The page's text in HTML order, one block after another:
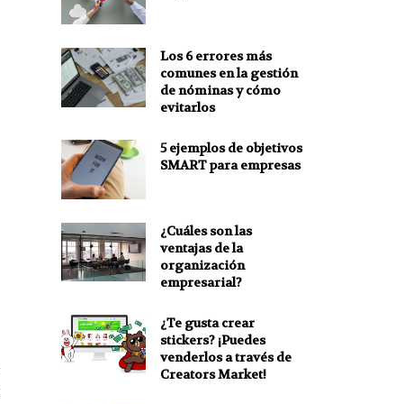
Los 6 errores más
comunes en la gestión
de nóminas y cómo
evitarlos
5 ejemplos de objetivos
SMART para empresas
¿Cuáles son las
ventajas de la
organización
empresarial?
¿Te gusta crear
stickers? ¡Puedes
venderlos a través de
Creators Market!